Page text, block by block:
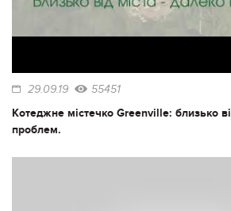
29.09.19 55451
Котеджне містечко Greenville: близько
проблем.